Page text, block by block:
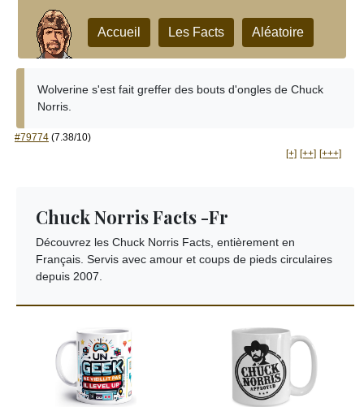
Accueil Les Facts Aléatoire
Wolverine s'est fait greffer des bouts d'ongles de Chuck
Norris.
#79774 (7.38/10)
[+] [++] [+++]
Chuck Norris Facts -Fr
Découvrez les Chuck Norris Facts, entièrement en
Français. Servis avec amour et coups de pieds circulaires
depuis 2007.